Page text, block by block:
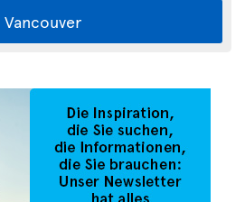
Vancouver